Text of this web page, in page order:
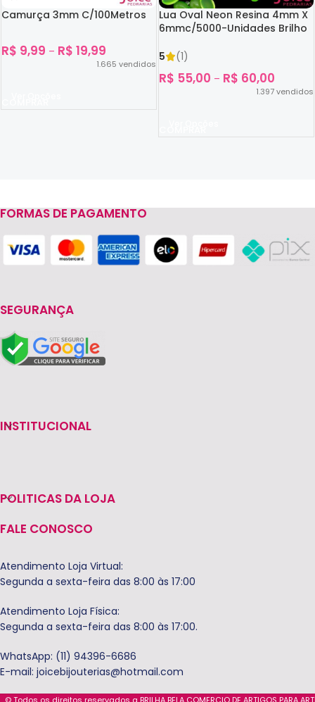
Camurça 3mm C/100Metros
R$ 9,99 – R$ 19,99
1.665 vendidos
Lua Oval Neon Resina 4mm X
6mmc/5000-Unidades Brilho
5
(1)
R$ 55,00 – R$ 60,00
1.397vendidos
Read more
FORMAS DE PAGAMENTO
SEGURANÇA
INSTITUCIONAL
POLITICAS DA LOJA
FALE CONOSCO
Atendimento Loja Virtual:
Segunda a sexta-feira das 8:00 às 17:00
Atendimento Loja Física:
Segunda a sexta-feira das 8:00 às 17:00.
WhatsApp: (11) 94396-6686
E-mail: joicebijouterias@hotmail.com